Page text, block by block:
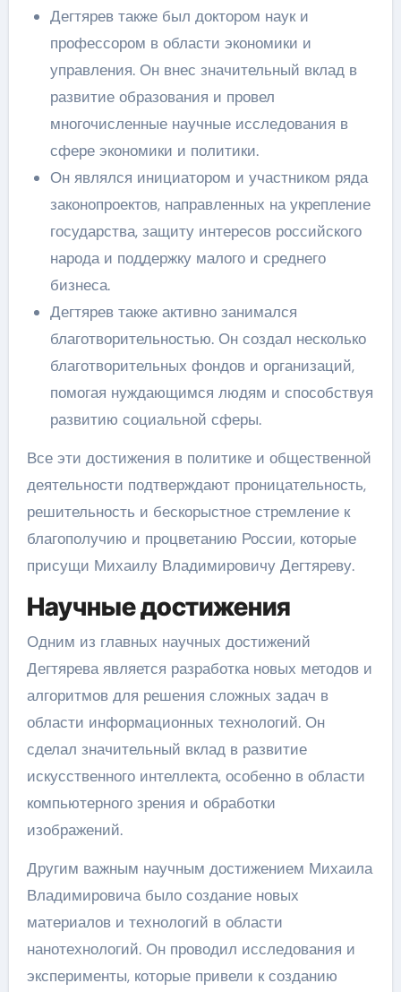
Дегтярев также был доктором наук и
профессором в области экономики и
управления. Он внес значительный вклад в
развитие образования и провел
многочисленные научные исследования в
сфере экономики и политики.
Он являлся инициатором и участником ряда
законопроектов, направленных на укрепление
государства, защиту интересов российского
народа и поддержку малого и среднего
бизнеса.
Дегтярев также активно занимался
благотворительностью. Он создал несколько
благотворительных фондов и организаций,
помогая нуждающимся людям и способствуя
развитию социальной сферы.
Все эти достижения в политике и общественной
деятельности подтверждают проницательность,
решительность и бескорыстное стремление к
благополучию и процветанию России, которые
присущи Михаилу Владимировичу Дегтяреву.
Научные достижения
Одним из главных научных достижений
Дегтярева является разработка новых методов и
алгоритмов для решения сложных задач в
области информационных технологий. Он
сделал значительный вклад в развитие
искусственного интеллекта, особенно в области
компьютерного зрения и обработки
изображений.
Другим важным научным достижением Михаила
Владимировича было создание новых
материалов и технологий в области
нанотехнологий. Он проводил исследования и
эксперименты, которые привели к созданию